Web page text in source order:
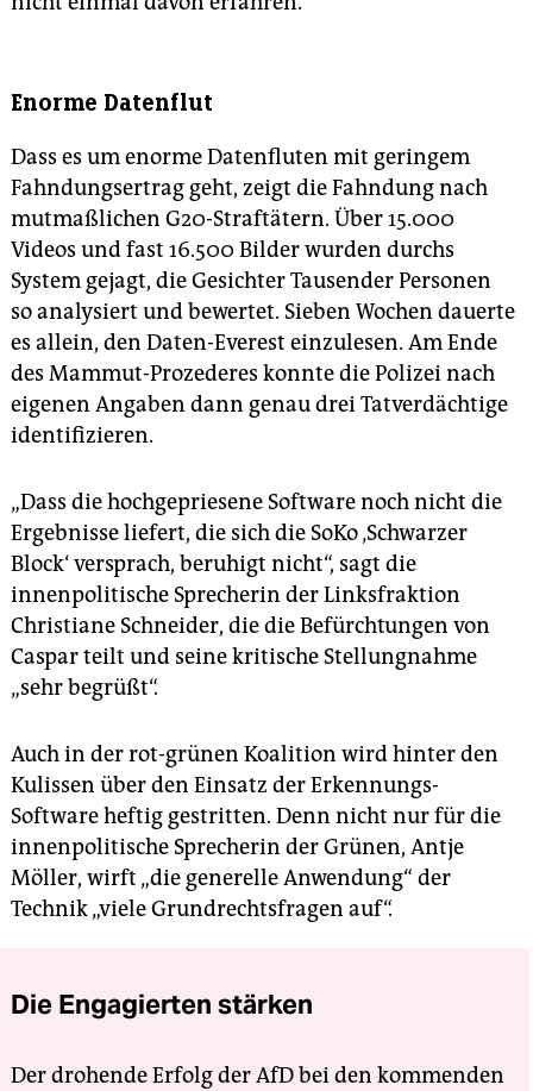
Enorme Datenflut
Dass es um enorme Datenfluten mit geringem
Fahndungsertrag geht, zeigt die Fahndung nach
mutmaßlichen G20-Straftätern. Über 15.000
Videos und fast 16.500 Bilder wurden durchs
System gejagt, die Gesichter Tausender Personen
so analysiert und bewertet. Sieben Wochen dauerte
es allein, den Daten-Everest einzulesen. Am Ende
des Mammut-Prozederes konnte die Polizei nach
eigenen Angaben dann genau drei Tatverdächtige
identifizieren.
„Dass die hochgepriesene Software noch nicht die
Ergebnisse liefert, die sich die SoKo ‚Schwarzer
Block‘ versprach, beruhigt nicht“, sagt die
innenpolitische Sprecherin der Linksfraktion
Christiane Schneider, die die Befürchtungen von
Caspar teilt und seine kritische Stellungnahme
„sehr begrüßt“.
Auch in der rot-grünen Koalition wird hinter den
Kulissen über den Einsatz der Erkennungs-
Software heftig gestritten. Denn nicht nur für die
innenpolitische Sprecherin der Grünen, Antje
Möller, wirft „die generelle Anwendung“ der
Technik „viele Grundrechtsfragen auf“.
Die Engagierten stärken
Der drohende Erfolg der AfD bei den kommenden